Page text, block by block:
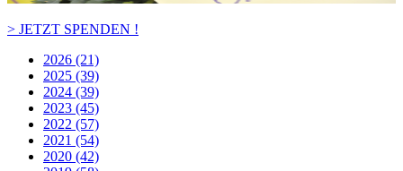
> JETZT SPENDEN !
2026 (21)
2025 (39)
2024 (39)
2023 (45)
2022 (57)
2021 (54)
2020 (42)